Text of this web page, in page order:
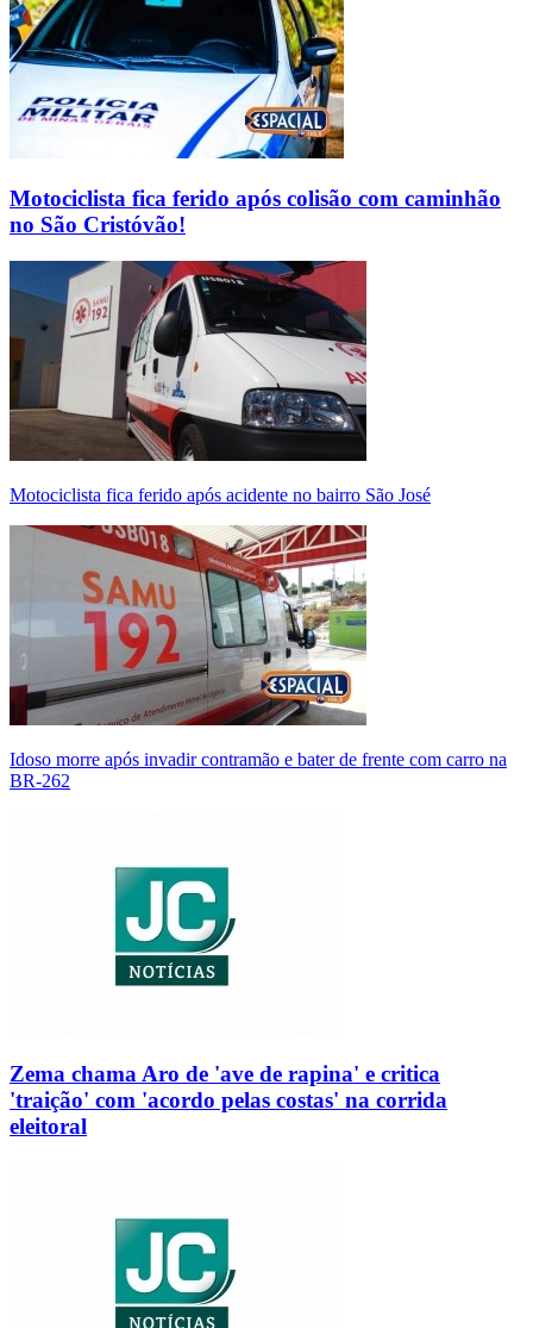
Motociclista fica ferido após colisão com caminhão
no São Cristóvão!
Motociclista fica ferido após acidente no bairro São José
Idoso morre após invadir contramão e bater de frente com carro na
BR-262
Zema chama Aro de 'ave de rapina' e critica
'traição' com 'acordo pelas costas' na corrida
eleitoral